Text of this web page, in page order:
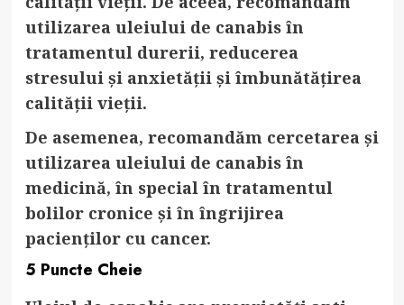
utilizarea uleiului de canabis în
tratamentul durerii, reducerea
stresului și anxietății și îmbunătățirea
calității vieții.
De asemenea, recomandăm cercetarea și
utilizarea uleiului de canabis în
medicină, în special în tratamentul
bolilor cronice și în îngrijirea
pacienților cu cancer.
5 Puncte Cheie